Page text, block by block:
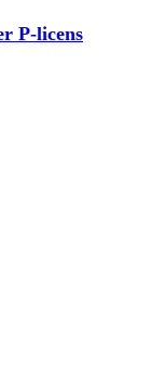
P-licens